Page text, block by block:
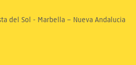
del Sol - Marbella – Nueva Andalucia
2
2